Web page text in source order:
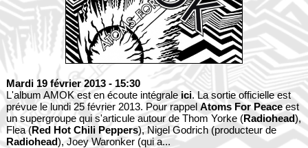
Mardi 19 février 2013 - 15:30
L'album AMOK est en écoute intégrale ici. La sortie officielle est
prévue le lundi 25 février 2013. Pour rappelAtoms For Peaceest
un supergroupe qui s'articule autour de Thom Yorke (Radiohead),
Flea (Red Hot Chili Peppers), Nigel Godrich (producteur de
Radiohead), Joey Waronker (qui a...